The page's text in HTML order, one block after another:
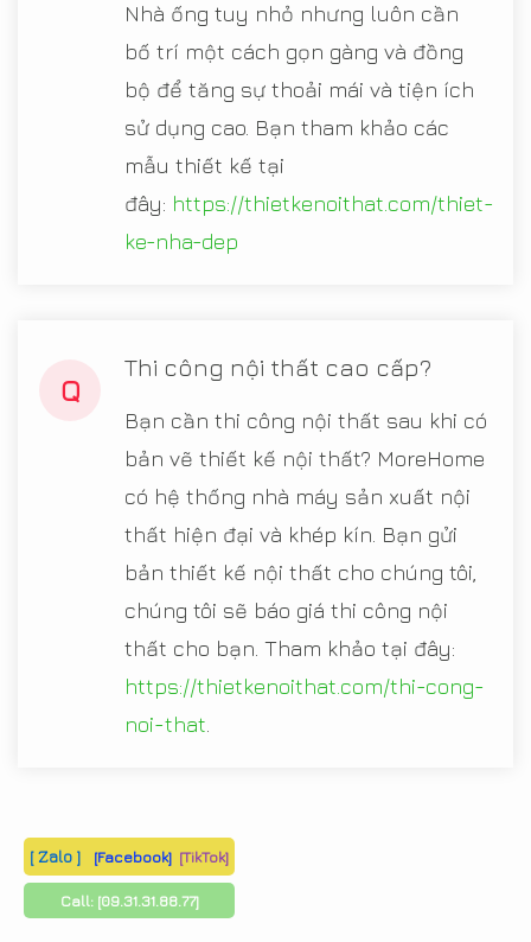
Nhà ống tuy nhỏ nhưng luôn cần
bố trí một cách gọn gàng và đồng
bộ để tăng sự thoải mái và tiện ích
sử dụng cao. Bạn tham khảo các
mẫu thiết kế tại
đây: https://thietkenoithat.com/thiet-
ke-nha-dep
Q
Thi công nội thất cao cấp?
Bạn cần thi công nội thất sau khi có
bản vẽ thiết kế nội thất? MoreHome
có hệ thống nhà máy sản xuất nội
thất hiện đại và khép kín. Bạn gửi
bản thiết kế nội thất cho chúng tôi,
chúng tôi sẽ báo giá thi công nội
thất cho bạn. Tham khảo tại đây:
https://thietkenoithat.com/thi-cong-
noi-that
[ Zalo ] [Facebook] [TikTok]
Call: [09.31.31.88.77]